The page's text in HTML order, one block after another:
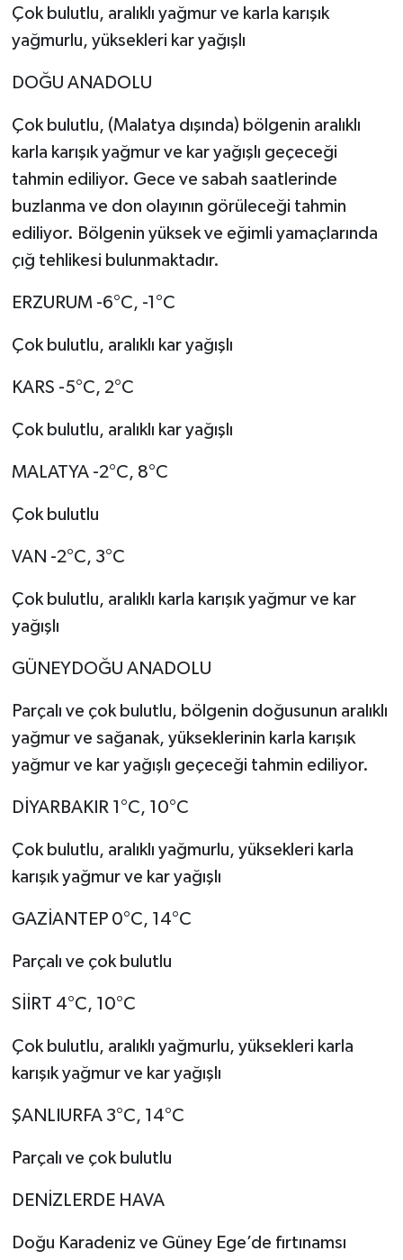
Çok bulutlu, aralıklı yağmur ve karla karışık
yağmurlu, yüksekleri kar yağışlı
DOĞU ANADOLU
Çok bulutlu, (Malatya dışında) bölgenin aralıklı
karla karışık yağmur ve kar yağışlı geçeceği
tahmin ediliyor. Gece ve sabah saatlerinde
buzlanma ve don olayının görüleceği tahmin
ediliyor. Bölgenin yüksek ve eğimli yamaçlarında
çığ tehlikesi bulunmaktadır.
ERZURUM -6°C, -1°C
Çok bulutlu, aralıklı kar yağışlı
KARS -5°C, 2°C
Çok bulutlu, aralıklı kar yağışlı
MALATYA -2°C, 8°C
Çok bulutlu
VAN -2°C, 3°C
Çok bulutlu, aralıklı karla karışık yağmur ve kar
yağışlı
GÜNEYDOĞU ANADOLU
Parçalı ve çok bulutlu, bölgenin doğusunun aralıklı
yağmur ve sağanak, yükseklerinin karla karışık
yağmur ve kar yağışlı geçeceği tahmin ediliyor.
DİYARBAKIR 1°C, 10°C
Çok bulutlu, aralıklı yağmurlu, yüksekleri karla
karışık yağmur ve kar yağışlı
GAZİANTEP 0°C, 14°C
Parçalı ve çok bulutlu
SİİRT 4°C, 10°C
Çok bulutlu, aralıklı yağmurlu, yüksekleri karla
karışık yağmur ve kar yağışlı
ŞANLIURFA 3°C, 14°C
Parçalı ve çok bulutlu
DENİZLERDE HAVA
Doğu Karadeniz ve Güney Ege’de fırtınamsı